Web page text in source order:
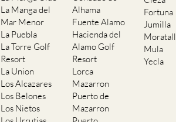
La Manga del
Mar Menor
La Puebla
La Torre Golf
Resort
La Union
Los Alcazares
Los Belones
Los Nietos
Alhama
Fuente Alamo
Hacienda del
Alamo Golf
Resort
Lorca
Mazarron
Puerto de
Mazarron
Fortuna
Jumilla
Mula
Yecla